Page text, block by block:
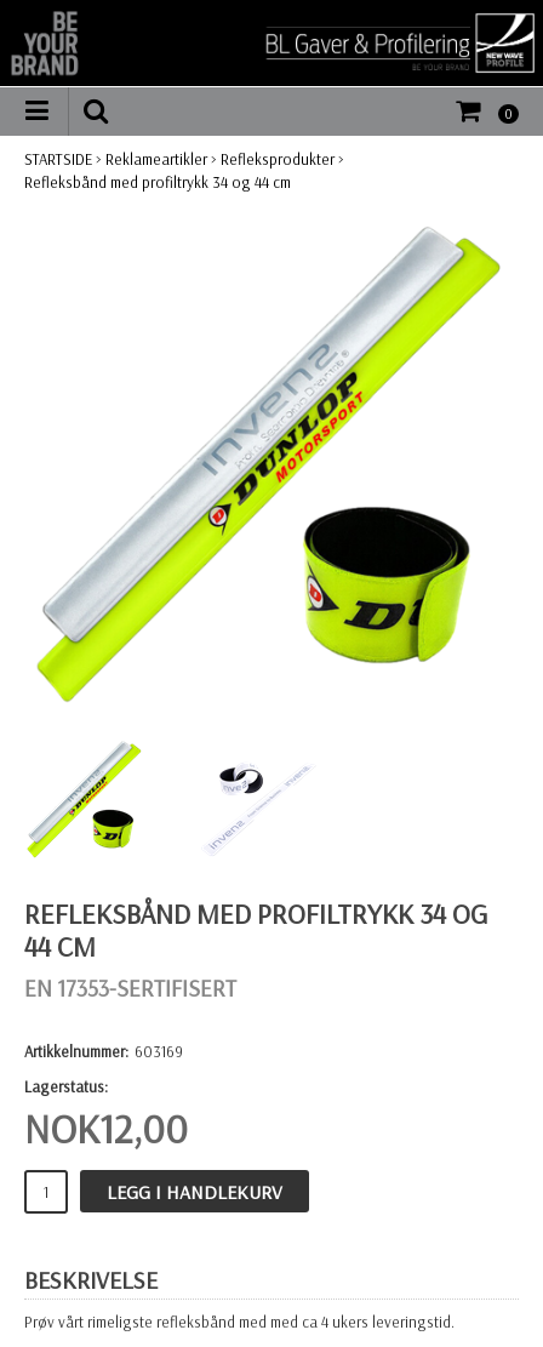
0
STARTSIDE> Reklameartikler> Refleksprodukter>
Refleksbånd med profiltrykk 34 og 44 cm
REFLEKSBÅND MED PROFILTRYKK 34 OG
44 CM
EN 17353-SERTIFISERT
Artikkelnummer: 603169
Lagerstatus:
NOK12,00
LEGG I HANDLEKURV
BESKRIVELSE
Prøv vårt rimeligste refleksbånd med med ca 4 ukers leveringstid.